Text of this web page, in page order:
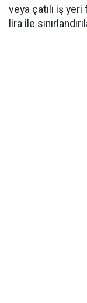
veya çatılı iş
lira ile